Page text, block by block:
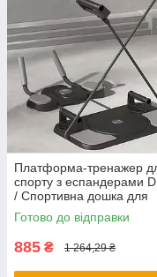
Платформа-тренажер
спорту з еспандерами
/ Спортивна дошка для
тренувань / Дошка для
віджимань
Готово до відправки
885 ₴ 1 264,29 ₴